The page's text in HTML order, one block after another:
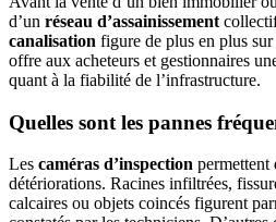
d’un réseau d’assainissement
canalisation figure de plus en plus
offre aux acheteurs et gestionnaires
quant à la fiabilité de l’infrastructure.
Quelles sont les pannes
Les caméras d’inspection permettent
détériorations. Racines infiltrées,
calcaires ou objets coincés figurent